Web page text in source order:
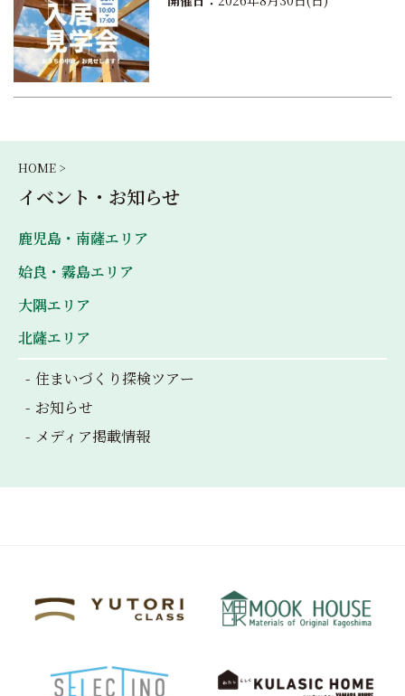
HOME >
イベント・お知らせ
鹿児島・南薩エリア
姶良・霧島エリア
大隅エリア
北薩エリア
住まいづくり探検ツアー
お知らせ
メディア掲載情報